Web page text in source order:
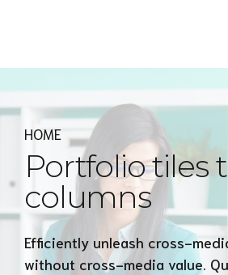
HOME
Portfolio tiles
columns
Efficiently unleash cross-
without cross-media value.